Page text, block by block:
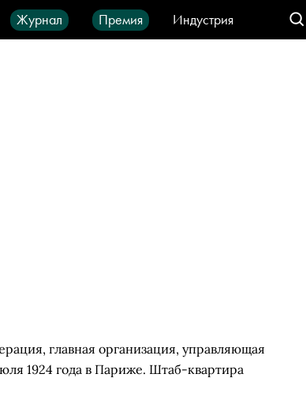
Журнал Премия
Индустрия
Город IT-продукты
главная организация, управляющая
1924 года в Париже. Штаб-квартира